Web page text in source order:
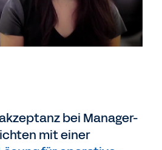
bei Manager-
mit einer